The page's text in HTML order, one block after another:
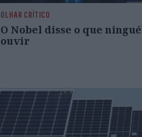
OLHAR CRÍTICO
O Nobel disse o que
ouvir